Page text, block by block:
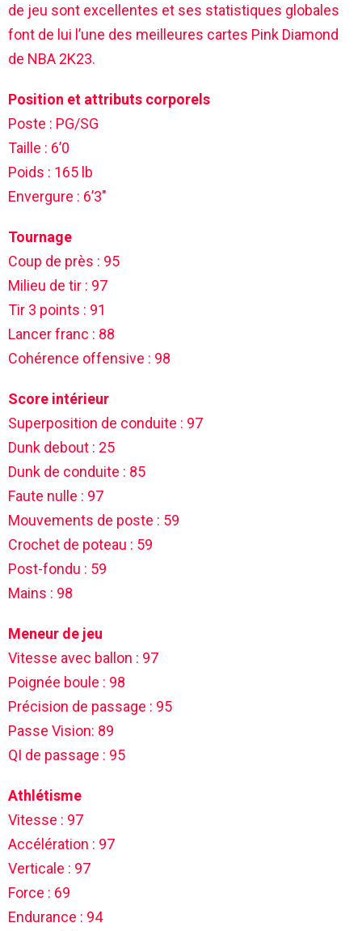
de jeu sont excellentes et ses statistiques globales
font de lui l’une des meilleures cartes Pink Diamond
de NBA 2K23.
Position et attributs corporels
Poste : PG/SG
Taille : 6’0
Poids : 165 lb
Envergure : 6’3″
Tournage
Coup de près : 95
Milieu de tir : 97
Tir 3 points : 91
Lancer franc : 88
Cohérence offensive : 98
Score intérieur
Superposition de conduite : 97
Dunk debout : 25
Dunk de conduite : 85
Faute nulle : 97
Mouvements de poste : 59
Crochet de poteau : 59
Post-fondu : 59
Mains : 98
Meneur de jeu
Vitesse avec ballon : 97
Poignée boule : 98
Précision de passage : 95
Passe Vision: 89
QI de passage : 95
Athlétisme
Vitesse : 97
Accélération : 97
Verticale : 97
Force : 69
Endurance : 94